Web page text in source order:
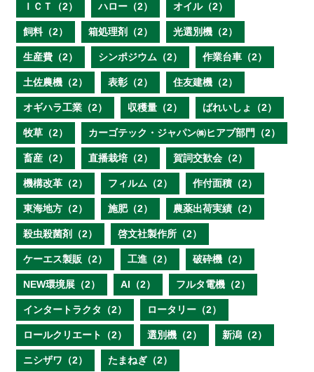
ＩＣＴ（2） ハロー（2） オイル（2）
飼料（2） 箱処理剤（2） 光選別機（2）
生産費（2） シンポジウム（2） 作業台車（2）
土佐農機（2） 表彰（2） 住友建機（2）
オギハラ工業（2） 収穫量（2） ばれいしょ（2）
牧草（2） カーゴテック・ジャパン㈱ヒアブ部門（2）
畜産（2） 直播栽培（2） 賀詞交歓会（2）
機構改革（2） フィルム（2） 作付面積（2）
東海地方（2） 施肥（2） 農薬出荷実績（2）
殺虫殺菌剤（2） 啓文社製作所（2）
ケーエス製販（2） 工進（2） 破砕機（2）
NEW環境展（2） AI（2） フルタ電機（2）
インタートラクタ（2） ロータリー（2）
ロールクリエート（2） 選別機（2） 新潟（2）
ニシザワ（2） たまねぎ（2）